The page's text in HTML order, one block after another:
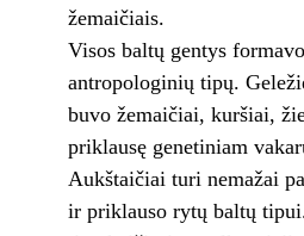
žemaičiais.
Visos baltų gentys
antropologinių tipų.
buvo žemaičiai, kuršiai,
priklausę genetiniam
Aukštaičiai turi nemažai
ir priklauso rytų baltų